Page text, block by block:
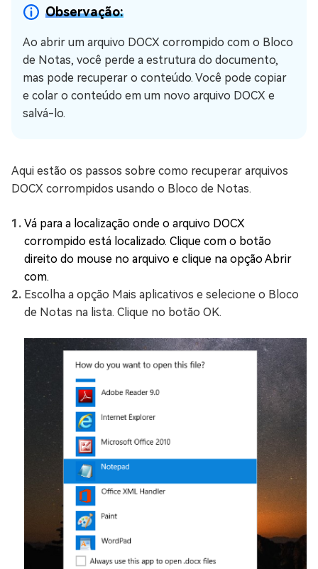
Observação:
Ao abrir um arquivo DOCX corrompido com o Bloco
de Notas, você perde a estrutura do documento,
mas pode recuperar o conteúdo. Você pode copiar
e colar o conteúdo em um novo arquivo DOCX e
salvá-lo.
Aqui estão os passos sobre como recuperar arquivos
DOCX corrompidos usando o Bloco de Notas.
Vá para a localização onde o arquivo DOCX
corrompido está localizado. Clique com o botão
direito do mouse no arquivo e clique na opção Abrir
com.
Escolha a opção Mais aplicativos e selecione o Bloco
de Notas na lista. Clique no botão OK.